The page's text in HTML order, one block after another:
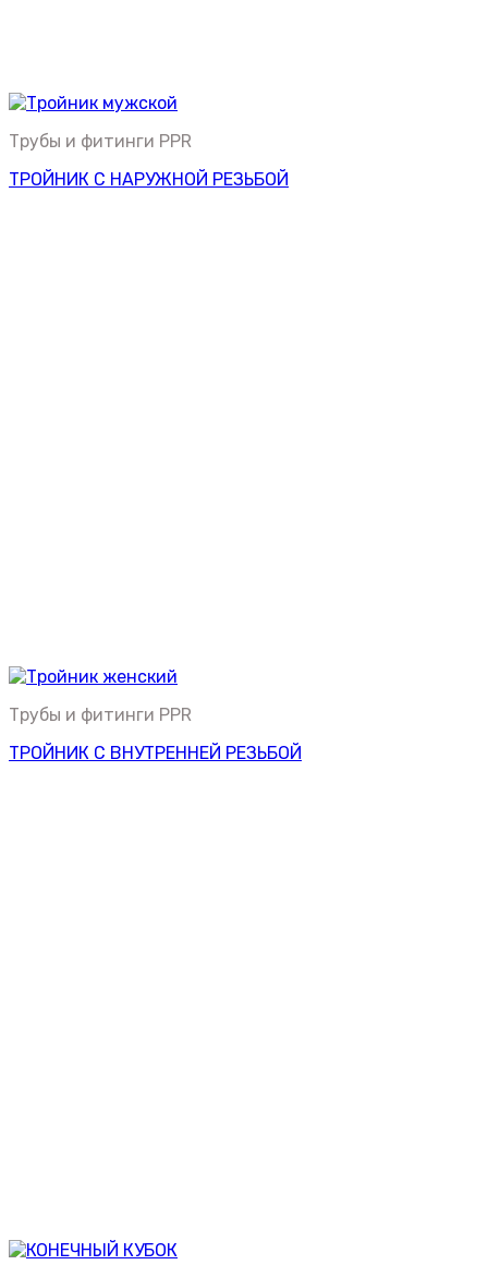
Трубы и фитинги PPR
ТРОЙНИК С НАРУЖНОЙ РЕЗЬБОЙ
Трубы и фитинги PPR
ТРОЙНИК С ВНУТРЕННЕЙ РЕЗЬБОЙ